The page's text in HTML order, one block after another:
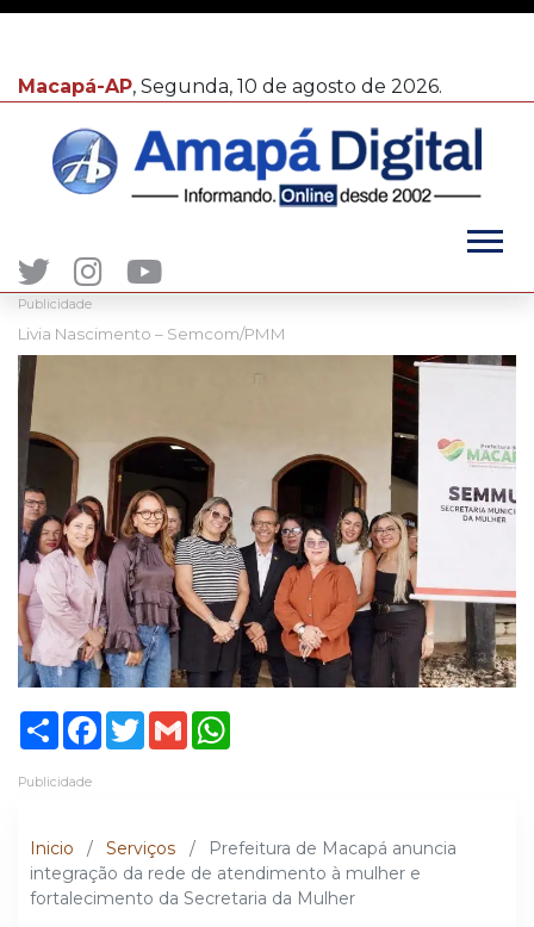
Macapá-AP, Segunda, 10 de agosto de 2026.
Publicidade
Livia Nascimento – Semcom/PMM
ShareFacebook
TwitterGmail
Publicidade
Inicio / Serviços /
Prefeitura de Macapá anuncia
integração da rede de atendimento à mulher e
fortalecimento da Secretaria da Mulher